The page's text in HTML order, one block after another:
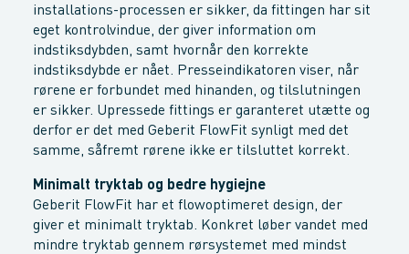
installations-processen er sikker, da fittingen har sit
eget kontrolvindue, der giver information om
indstiksdybden, samt hvornår den korrekte
indstiksdybde er nået. Presseindikatoren viser, når
rørene er forbundet med hinanden, og tilslutningen
er sikker. Upressede fittings er garanteret utætte og
derfor er det med Geberit FlowFit synligt med det
samme, såfremt rørene ikke er tilsluttet korrekt.
Minimalt tryktab og bedre hygiejne
Geberit FlowFit har et flowoptimeret design, der
giver et minimalt tryktab. Konkret løber vandet med
mindre tryktab gennem rørsystemet med mindst